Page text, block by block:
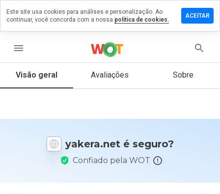
menu
Visão geral Avaliações Sobre
yakera.net é seguro?
Confiado pela WOT
um
que
Este site usa cookies para análises e personalização. Ao
continuar, você concorda com a nossa política de cookies.
ACEITAR